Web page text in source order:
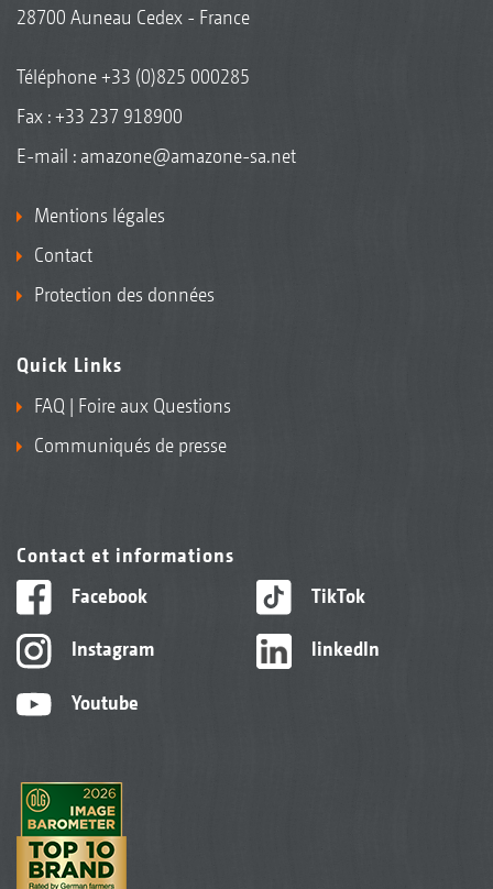
28700 Auneau Cedex - France
Téléphone+33 (0)825 000285
Fax : +33 237 918900
E-mail : amazone@amazone-sa.net
Mentions légales
Contact
Protection des données
Quick Links
FAQ | Foire aux Questions
Communiqués de presse
Contact et informations
Facebook
Instagram
Youtube
TikTok
linkedIn